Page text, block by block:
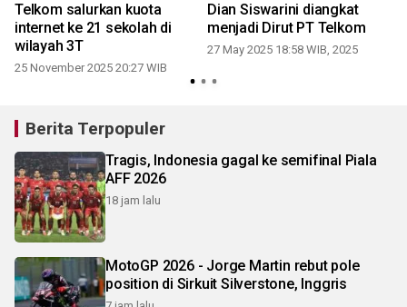
Telkom salurkan kuota
internet ke 21 sekolah di
wilayah 3T
25 November 2025 20:27 WIB
Dian Siswarini diangkat
menjadi Dirut PT Telkom
27 May 2025 18:58 WIB, 2025
Berita Terpopuler
Tragis, Indonesia gagal ke semifinal Piala
AFF 2026
18 jam lalu
MotoGP 2026 - Jorge Martin rebut pole
position di Sirkuit Silverstone, Inggris